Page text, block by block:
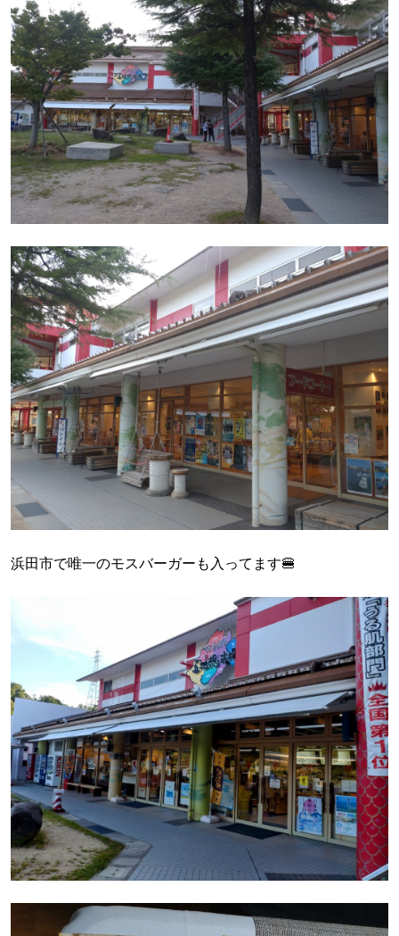
浜田市で唯一のモスバーガーも入ってます🍔